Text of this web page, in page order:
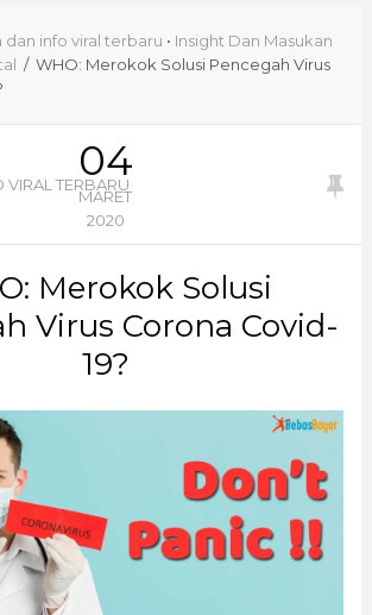
dan info viral terbaru • Insight Dan Masukan
/ WHO: Merokok Solusi Pencegah Virus
04
MARET
2020
VIRAL TERBARU
Merokok Solusi
Virus Corona Covid-
19?